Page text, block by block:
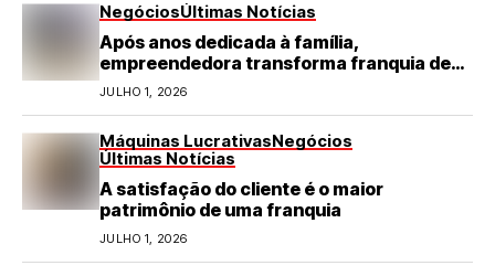
NegóciosÚltimas Notícias
Após anos dedicada à família,
empreendedora transforma franquia de
turismo em negócio de destaque no RN
JULHO 1, 2026
Máquinas LucrativasNegócios
Últimas Notícias
A satisfação do cliente é o maior
patrimônio de uma franquia
JULHO 1, 2026